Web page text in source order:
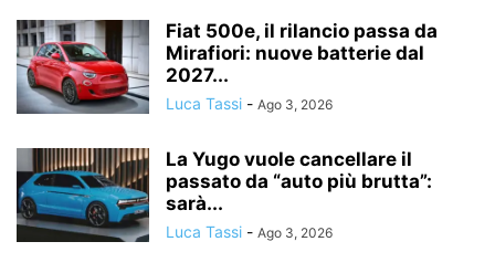
Fiat 500e, il rilancio passa da
Mirafiori: nuove batterie dal
2027...
Luca Tassi - Ago 3, 2026
La Yugo vuole cancellare il
passato da “auto più brutta”:
sarà...
Luca Tassi - Ago 3, 2026